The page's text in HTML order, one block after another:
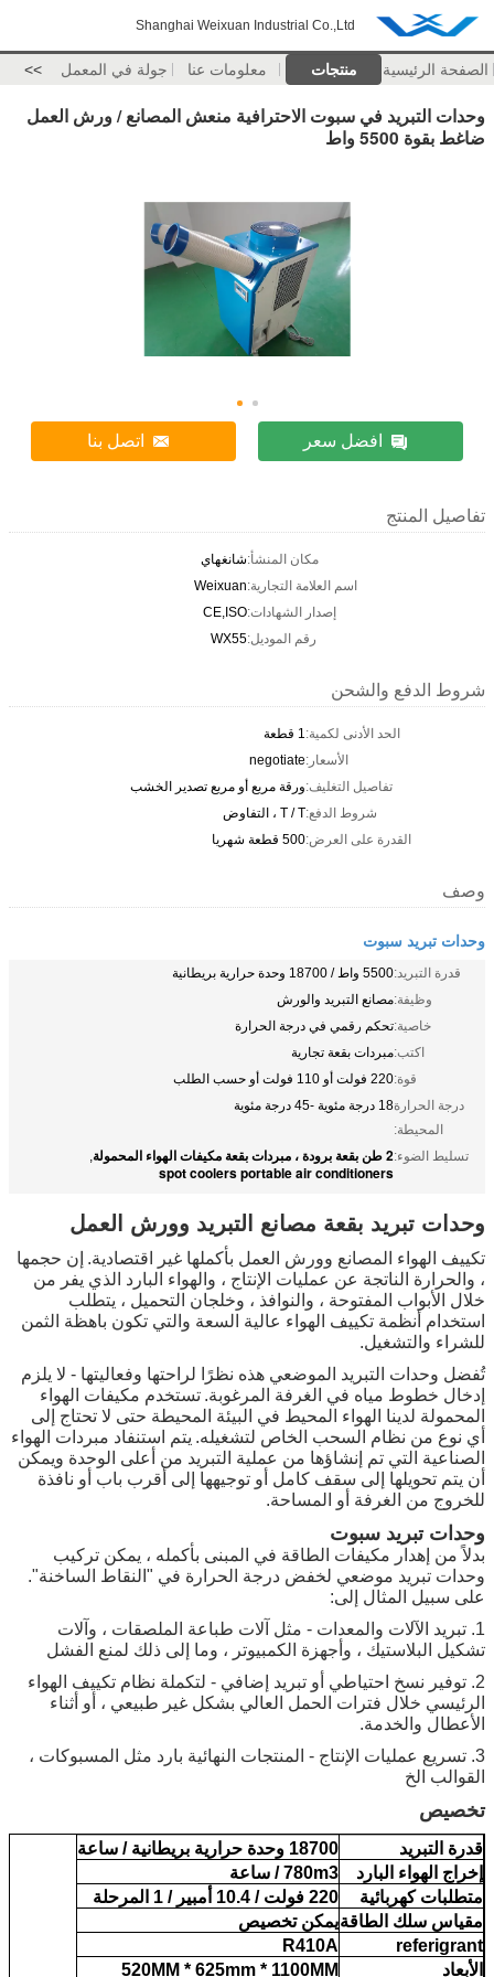
Shanghai Weixuan Industrial Co.,Ltd
الصفحة الرئيسية منتجات معلومات عنا جولة في المعمل >>
وحدات التبريد في سبوت الاحترافية منعش المصانع / ورش العمل
ضاغط بقوة 5500 واط
افضل سعر اتصل بنا
تفاصيل المنتج
مكان المنشأ:شانغهاي
اسم العلامة التجارية:Weixuan
إصدار الشهادات:CE,ISO
رقم الموديل:WX55
شروط الدفع والشحن
الحد الأدنى لكمية:1 قطعة
الأسعار:negotiate
تفاصيل التغليف:ورقة مربع أو مربع تصدير الخشب
شروط الدفع:T / T ، التفاوض
القدرة على العرض:500 قطعة شهريا
وصف
وحدات تبريد سبوت
قدرة التبريد:5500 واط / 18700 وحدة حرارية بريطانية
وظيفة:مصانع التبريد والورش
خاصية:تحكم رقمي في درجة الحرارة
اكتب:مبردات بقعة تجارية
قوة:220 فولت أو 110 فولت أو حسب الطلب
درجة الحرارة
المحيطة:
18 درجة مئوية -45 درجة مئوية
تسليط الضوء:2 طن بقعة برودة ، مبردات بقعة مكيفات الهواء المحمولة ,
spot coolers portable air conditioners
وحدات تبريد بقعة مصانع التبريد وورش العمل
تكييف الهواء المصانع وورش العمل بأكملها غير اقتصادية. إن حجمها
، والحرارة الناتجة عن عمليات الإنتاج ، والهواء البارد الذي يفر من
خلال الأبواب المفتوحة ، والنوافذ ، وخلجان التحميل ، يتطلب
استخدام أنظمة تكييف الهواء عالية السعة والتي تكون باهظة الثمن
للشراء والتشغيل.
تُفضل وحدات التبريد الموضعي هذه نظرًا لراحتها وفعاليتها - لا يلزم
إدخال خطوط مياه في الغرفة المرغوبة. تستخدم مكيفات الهواء
المحمولة لدينا الهواء المحيط في البيئة المحيطة حتى لا تحتاج إلى
أي نوع من نظام السحب الخاص لتشغيله. يتم استنفاد مبردات الهواء
الصناعية التي تم إنشاؤها من عملية التبريد من أعلى الوحدة ويمكن
أن يتم تحويلها إلى سقف كامل أو توجيهها إلى أقرب باب أو نافذة
للخروج من الغرفة أو المساحة.
وحدات تبريد سبوت
بدلاً من إهدار مكيفات الطاقة في المبنى بأكمله ، يمكن تركيب
وحدات تبريد موضعي لخفض درجة الحرارة في "النقاط الساخنة".
على سبيل المثال إلى:
1. تبريد الآلات والمعدات - مثل آلات طباعة الملصقات ، وآلات
تشكيل البلاستيك ، وأجهزة الكمبيوتر ، وما إلى ذلك لمنع الفشل
2. توفير نسخ احتياطي أو تبريد إضافي - لتكملة نظام تكييف الهواء
الرئيسي خلال فترات الحمل العالي بشكل غير طبيعي ، أو أثناء
الأعطال والخدمة.
3. تسريع عمليات الإنتاج - المنتجات النهائية بارد مثل المسبوكات ،
القوالب الخ
تخصيص
قدرة التبريد
18700 وحدة حرارية بريطانية / ساعة
إخراج الهواء البارد
780m3 / ساعة
متطلبات كهربائية
220 فولت / 10.4 أمبير / 1 المرحلة
مقياس سلك الطاقةيمكن تخصيص
referigrant
R410A
الأبعاد
520MM * 625mm * 1100MM